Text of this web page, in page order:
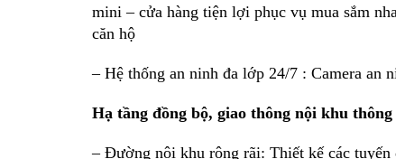
mini – cửa hàng tiện lợi phục vụ mua sắm
căn hộ
– Hệ thống an ninh đa lớp 24/7 : Camera an
Hạ tầng đồng bộ, giao thông nội khu thông
– Đường nội khu rộng rãi: Thiết kế các